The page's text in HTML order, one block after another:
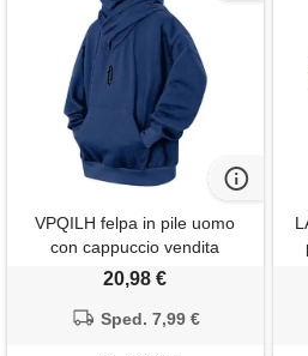
VPQILH felpa in pile uomo
con cappuccio vendita
invernale pesante caldo
collo alto maglia di tuta
20,98 €
Sped. 7,99 €